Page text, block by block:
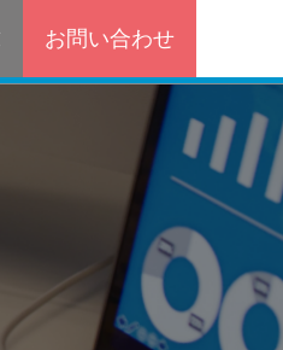
お問い合わせ